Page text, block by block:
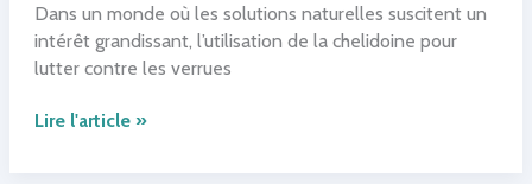
Dans un monde où les solutions naturelles suscitent un
intérêt grandissant, l’utilisation de la chelidoine pour
lutter contre les verrues
La
Lire l'article »